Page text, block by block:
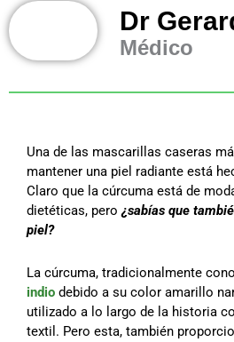
Dr
Médico
Una de las mascarillas caseras
mantener una piel radiante está
Claro que la cúrcuma está de
dietéticas, pero¿sabías que
piel?
La cúrcuma, tradicionalmente
indio debido a su color amarillo
utilizado a lo largo de la historia
textil. Pero esta, también